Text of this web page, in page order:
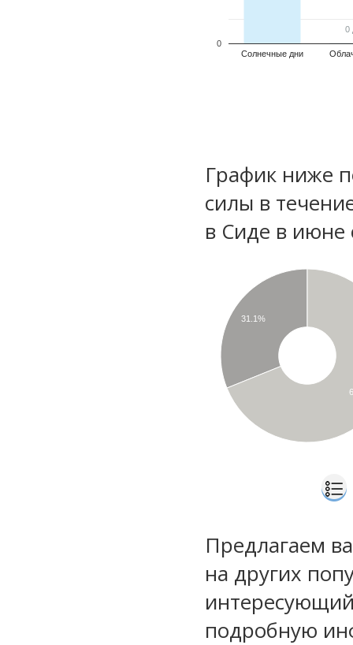
Солнечные дни
0
0
0
График ниже
силы в
в Сиде в июне
31.1%
Предлагаем
на других
подробную